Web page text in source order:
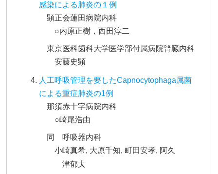
感染による肺炎の１例
顕正会蓮田病院内科
○内原正樹，西田淳二
東京医科歯科大学医学部付属病院腎臓内科
安藤史顕
人工呼吸管理を要したCapnocytophaga属菌
による重症肺炎の1例
那須赤十字病院内科
○崎尾浩由
同 呼吸器内科
小崎真希, 大原千知, 町田安孝, 阿久
津郁夫